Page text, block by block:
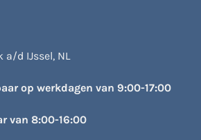
a/d IJssel, NL
op werkdagen van 9:00-17:00
van 8:00-16:00